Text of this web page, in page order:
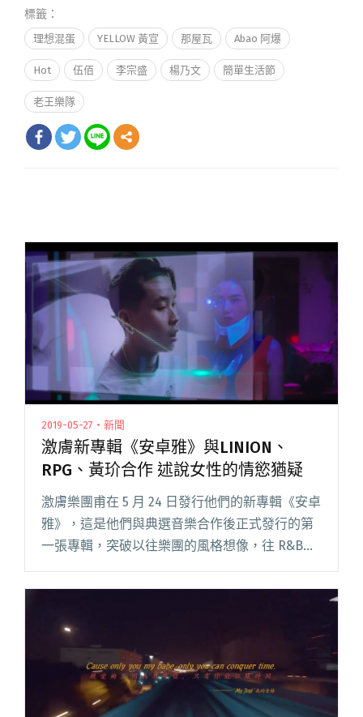
標籤：
理想混蛋 YELLOW 黃宣 那屋瓦 Abao 阿爆
Hot 伍佰 李宗盛 楊乃文 簡單生活節
老王樂隊
2019-05-27・新聞
激膚新專輯《安卓雅》與LINION、
RPG、黃玠合作 述說女性的情慾猶疑
激膚樂團甫在 5 月 24 日發行他們的新專輯《安卓
雅》，這是他們與典選音樂合作後正式發行的第
一張專輯，突破以往樂團的風格想像，往 R&B、
電子、嘻哈元素取經，並找上潮流黑樂新秀
LINION、「Robokatz」沙場老將 RPG、閱讀全
玠合作 述說女性的情慾猶疑"